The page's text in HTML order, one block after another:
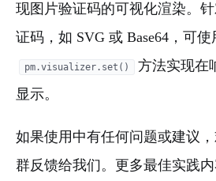
现图片验证码的可视化渲染。
证码，如 SVG 或 Base64，可使
pm.visualizer.set()
方法实现在
显示。
如果使用中有任何问题或建议
群反馈给我们。更多最佳实践